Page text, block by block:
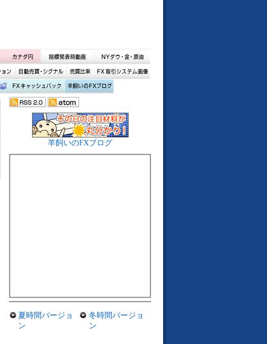
羊飼いのFXブログ
夏時間バージョ
ン
冬時間バージョ
ン